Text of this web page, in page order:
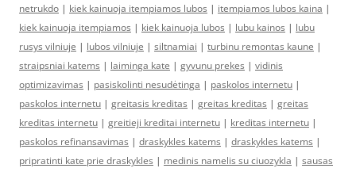
netrukdo | kiek kainuoja itempiamos lubos | itempiamos lubos kaina |
kiek kainuoja itempiamos | kiek kainuoja lubos | lubu kainos | lubu
rusys vilniuje | lubos vilniuje | siltnamiai | turbinu remontas kaune |
straipsniai katems | laiminga kate | gyvunu prekes | vidinis
optimizavimas | pasiskolinti nesudėtinga | paskolos internetu |
paskolos internetu | greitasis kreditas | greitas kreditas | greitas
kreditas internetu | greitieji kreditai internetu | kreditas internetu |
paskolos refinansavimas | draskykles katems | draskykles katems |
pripratinti kate prie draskykles | medinis namelis su ciuozykla | sausas